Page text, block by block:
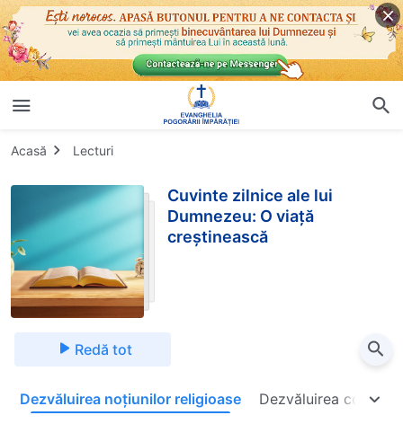
Acasă Lecturi
Cuvinte zilnice ale lui
Dumnezeu: O viață
creștinească
Redă tot
Dezvăluirea noțiunilor religioase Dezvăluirea